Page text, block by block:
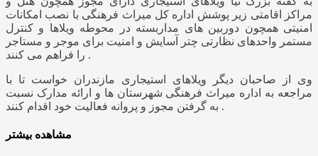
مراکز اقامتی زیر پوشش اداره کل میراث فرهنگی با نصب امکانات
امنیتی همچون دوربین های مداربسته در محوطه ویلاها و کنترل
مستمر واحدهای نظارتی چتر آسایش و امنیت برای موجر و مستاجر
را فراهم می کنند .
وی از صاحبان دیگر ویلاهای استیجاری مازندران خواست تا با
مراجعه به اداره میراث فرهنگی شهرستان ها و ارائه مدارک نسبت
به گرفتن مجوز و پروانه فعالیت خود اقدام کنند .
مشاهده بیشتر